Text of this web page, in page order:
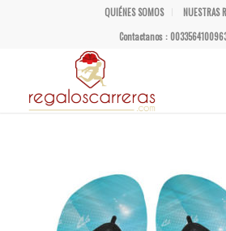
QUIÉNES SOMOS
NUESTRAS
Contactanos :